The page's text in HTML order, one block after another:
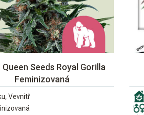
Queen Seeds Royal Gorilla
Feminizovaná
Vevnitř